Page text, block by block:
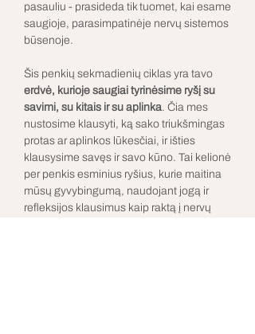
pasauliu - prasideda tik tuomet, kai esame
saugioje, parasimpatinėje nervų sistemos
būsenoje.
Šis penkių sekmadienių ciklas yra tavo
erdvė, kurioje saugiai tyrinėsime ryšį su
savimi, su kitais ir su aplinka. Čia mes
nustosime klausyti, ką sako triukšmingas
protas ar aplinkos lūkesčiai, ir išties
klausysime savęs ir savo kūno. Tai kelionė
per penkis esminius ryšius, kurie maitina
mūsų gyvybingumą, naudojant jogą ir
refleksijos klausimus kaip raktą į nervų